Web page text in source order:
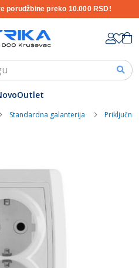
porudžbine preko 10.000 RSD!
Content
Outlet
Standardna galanterija